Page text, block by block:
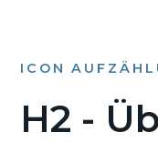
ICON
H2 -